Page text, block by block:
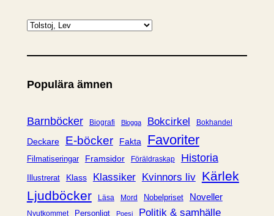
K
t
g
r
i
Populära ämnen
Barnböcker Biografi Blogga Bokcirkel Bokhandel
Deckare E-böcker Fakta Favoriter
Filmatiseringar Framsidor Föräldraskap Historia
Illustrerat Klass Klassiker Kvinnors liv Kärlek
Ljudböcker
Läsa Mord Nobelpriset Noveller
Nyutkommet Personligt Poesi
Politik & samhälle